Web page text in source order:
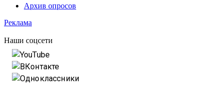
Архив опросов
Реклама
Наши соцсети
YouTube
ВКонтакте
Одноклассники